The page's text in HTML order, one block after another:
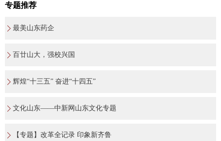
专题推荐
最美山东药企
百廿山大，强校兴国
辉煌“十三五” 奋进“十四五”
文化山东——中新网山东文化专题
【专题】改革全记录 印象新齐鲁